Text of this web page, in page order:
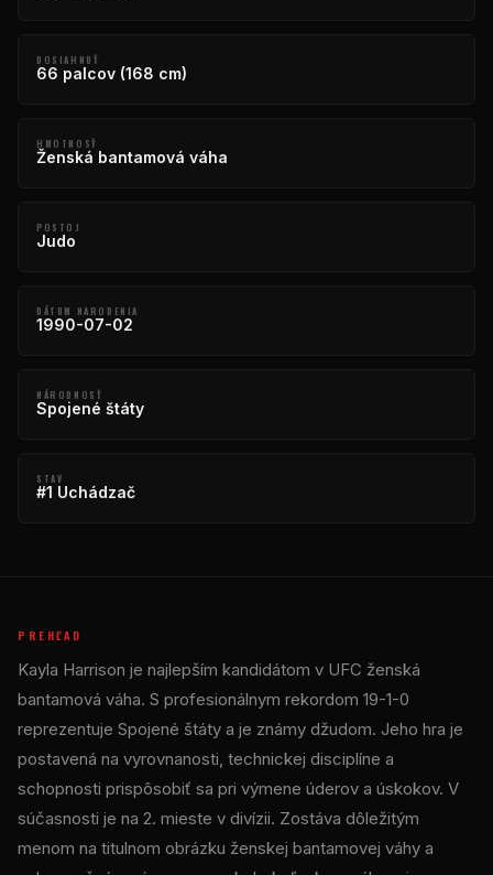
DOSIAHNUŤ
66 palcov (168 cm)
HMOTNOSŤ
Ženská bantamová váha
POSTOJ
Judo
DÁTUM NARODENIA
1990-07-02
NÁRODNOSŤ
Spojené štáty
STAV
#1 Uchádzač
PREHĽAD
Kayla Harrison je najlepším kandidátom v UFC ženská
bantamová váha. S profesionálnym rekordom 19-1-0
reprezentuje Spojené štáty a je známy džudom. Jeho hra je
postavená na vyrovnanosti, technickej disciplíne a
schopnosti prispôsobiť sa pri výmene úderov a úskokov. V
súčasnosti je na 2. mieste v divízii. Zostáva dôležitým
menom na titulnom obrázku ženskej bantamovej váhy a